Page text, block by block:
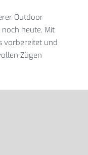
Outdoor
heute. Mit
vorbereitet und
Zügen